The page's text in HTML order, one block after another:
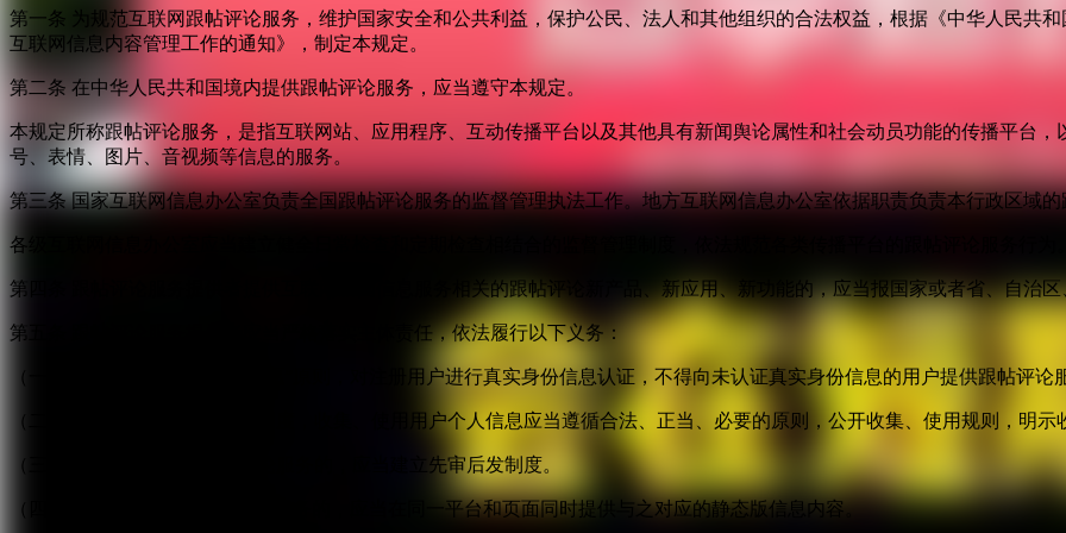
第一条 为规范互联网跟帖评论服务，维护国家安全和公共利益，保护公民、法人和其他组织的合法权益，根据《中华人民共
互联网信息内容管理工作的通知》，制定本规定。
第二条 在中华人民共和国境内提供跟帖评论服务，应当遵守本规定。
本规定所称跟帖评论服务，是指互联网站、应用程序、互动传播平台以及其他具有新闻舆论属性和社会动员功能的传播平台
号、表情、图片、音视频等信息的服务。
第三条 国家互联网信息办公室负责全国跟帖评论服务的监督管理执法工作。地方互联网信息办公室依据职责负责本行政区域
各级互联网信息办公室应当建立健全日常检查和定期检查相结合的监督管理制度，依法规范各类传播平台的跟帖评论服务行为
第四条 跟帖评论服务提供者提供互联网新闻信息服务相关的跟帖评论新产品、新应用、新功能的，应当报国家或者省、自治
第五条 跟帖评论服务提供者应当严格落实主体责任，依法履行以下义务：
（一）按照“后台实名、前台自愿”原则，对注册用户进行真实身份信息认证，不得向未认证真实身份信息的用户提供跟帖评论
（二）建立健全用户信息保护制度，收集、使用用户个人信息应当遵循合法、正当、必要的原则，公开收集、使用规则，明
（三）对新闻信息提供跟帖评论服务的，应当建立先审后发制度。
（四）提供“弹幕”方式跟帖评论服务的，应当在同一平台和页面同时提供与之对应的静态版信息内容。